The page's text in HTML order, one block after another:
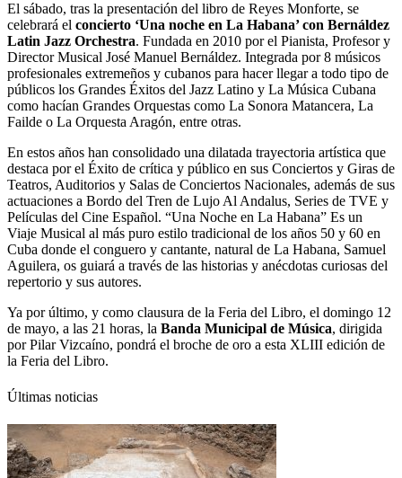
El sábado, tras la presentación del libro de Reyes Monforte, se
celebrará el concierto ‘Una noche en La Habana’ con Bernáldez
Latin Jazz Orchestra. Fundada en 2010 por el Pianista, Profesor y
Director Musical José Manuel Bernáldez. Integrada por 8 músicos
profesionales extremeños y cubanos para hacer llegar a todo tipo de
públicos los Grandes Éxitos del Jazz Latino y La Música Cubana
como hacían Grandes Orquestas como La Sonora Matancera, La
Failde o La Orquesta Aragón, entre otras.
En estos años han consolidado una dilatada trayectoria artística que
destaca por el Éxito de crítica y público en sus Conciertos y Giras de
Teatros, Auditorios y Salas de Conciertos Nacionales, además de sus
actuaciones a Bordo del Tren de Lujo Al Andalus, Series de TVE y
Películas del Cine Español. “Una Noche en La Habana” Es un
Viaje Musical al más puro estilo tradicional de los años 50 y 60 en
Cuba donde el conguero y cantante, natural de La Habana, Samuel
Aguilera, os guiará a través de las historias y anécdotas curiosas del
repertorio y sus autores.
Ya por último, y como clausura de la Feria del Libro, el domingo 12
de mayo, a las 21 horas, la Banda Municipal de Música, dirigida
por Pilar Vizcaíno, pondrá el broche de oro a esta XLIII edición de
la Feria del Libro.
Últimas noticias